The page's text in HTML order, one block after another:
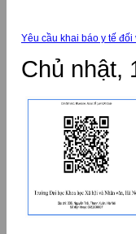
Yêu cầu khai báo y tế
Chủ nhật,